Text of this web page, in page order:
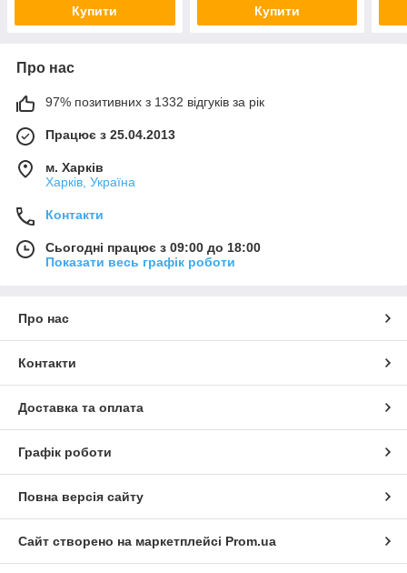
Купити Купити
Про нас
97% позитивних з 1332 відгуків за рік
Працює з 25.04.2013
м. Харків
Харків, Україна
Контакти
Сьогодні працює з 09:00 до 18:00
Показати весь графік роботи
Про нас
Контакти
Доставка та оплата
Графік роботи
Повна версія сайту
Сайт створено на маркетплейсі Prom.ua